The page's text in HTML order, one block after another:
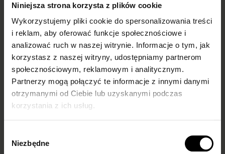
Niniejsza strona korzysta z plików cookie
Wykorzystujemy pliki cookie do spersonalizowania treści
i reklam, aby oferować funkcje społecznościowe i
analizować ruch w naszej witrynie. Informacje o tym, jak
korzystasz z naszej witryny, udostępniamy partnerom
społecznościowym, reklamowym i analitycznym.
Partnerzy mogą połączyć te informacje z innymi danymi
otrzymanymi od Ciebie lub uzyskanymi podczas
korzystania z ich usług.
zgody
Niezbędne
Skarpetki do
mokasynów
damskich –
inspiracje i trendy
Podpowiadamy, jakie
Do czego ubrać
kabaretki i jak je
nosić?
Podpowiadamy!
stylowo? Sprawdź nasze